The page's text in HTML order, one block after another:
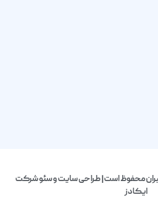
محفوظ است| طراحی سایت و سئو شرکت
ایکادز